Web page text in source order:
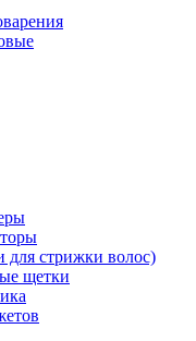
стрижки волос)
щетки